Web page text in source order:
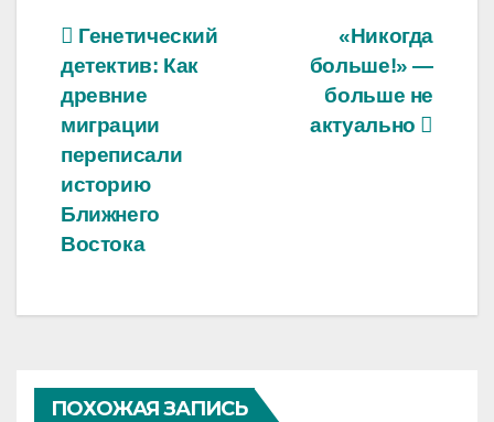
Навигация
по
записям
«Никогда
больше!» —
больше не
актуально
Генетический
детектив: Как
древние
миграции
переписали
историю
Ближнего
Востока
ПОХОЖАЯ ЗАПИСЬ